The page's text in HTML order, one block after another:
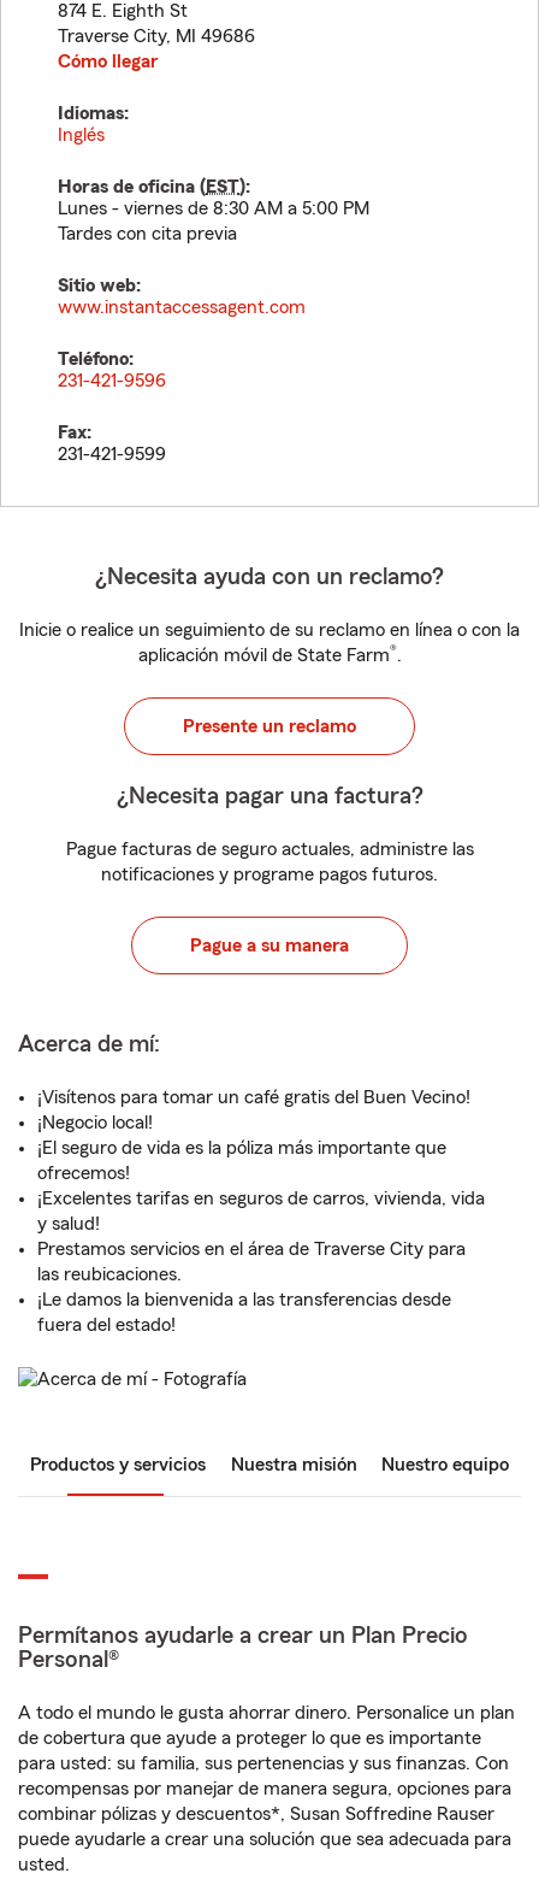
874 E. Eighth St
Traverse City, MI
49686
Cómo llegar
Idiomas:
Inglés
Horas de oficina (EST):
Lunes - viernes de 8:30 AM a 5:00 PM
Tardes con cita previa
Sitio web:
www.instantaccessagent.com
Teléfono:
231-421-9596
Fax:
231-421-9599
¿Necesita ayuda con un reclamo?
Inicie o realice un seguimiento de su reclamo en línea o con la
aplicación móvil de State Farm®.
Presente un reclamo
¿Necesita pagar una factura?
Pague facturas de seguro actuales, administre las
notificaciones y programe pagos futuros.
Pague a su manera
Acerca de mí:
¡Visítenos para tomar un café gratis del Buen Vecino!
¡Negocio local!
¡El seguro de vida es la póliza más importante que
ofrecemos!
¡Excelentes tarifas en seguros de carros, vivienda, vida
y salud!
Prestamos servicios en el área de Traverse City para
las reubicaciones.
¡Le damos la bienvenida a las transferencias desde
fuera del estado!
Productos y servicios Nuestra misión Nuestro equipo
Permítanos ayudarle a crear un Plan Precio
Personal®
A todo el mundo le gusta ahorrar dinero. Personalice un plan
de cobertura que ayude a proteger lo que es importante
para usted: su familia, sus pertenencias y sus finanzas. Con
recompensas por manejar de manera segura, opciones para
combinar pólizas y descuentos*, Susan Soffredine Rauser
puede ayudarle a crear una solución que sea adecuada para
usted.